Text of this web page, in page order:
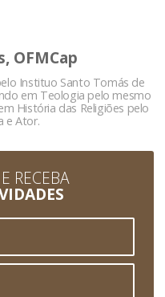
OFMCap
Instituo Santo Tomás de
em Teologia pelo mesmo
História das Religiões pelo
e Ator.
RECEBA